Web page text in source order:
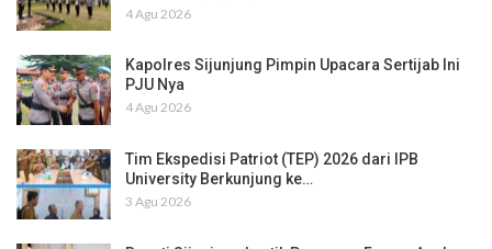
4 Agu 2026
Kapolres Sijunjung Pimpin Upacara Sertijab Ini
PJU Nya
4 Agu 2026
Tim Ekspedisi Patriot (TEP) 2026 dari IPB
University Berkunjung ke…
3 Agu 2026